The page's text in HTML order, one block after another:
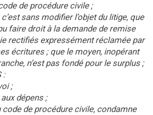
de procédure civile ;
sans modifier l’objet du litige, que
faire droit à la demande de remise
rectifiés expressément réclamée par
écritures ; que le moyen, inopérant
n’est pas fondé pour le surplus ;
:
;
dépens ;
code de procédure civile, condamne